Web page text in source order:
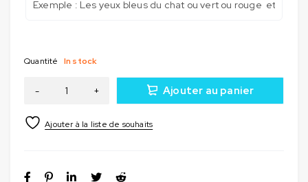
Quantité In stock
Ajouter au panier